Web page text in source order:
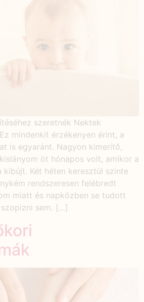
szeretnék Nektek
mindenkit érzékenyen érint, a
is egyaránt. Nagyon kimerítő,
öt hónapos volt, amikor a
Két héten keresztül szinte
rendszeresen felébredt
miatt és napközben se tudott
sem. […]